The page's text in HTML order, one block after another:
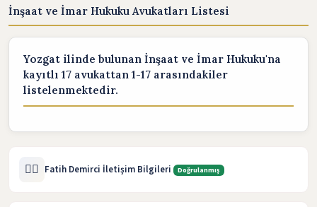
İnşaat ve İmar Hukuku Avukatları Listesi
Yozgat ilinde bulunan İnşaat ve İmar Hukuku'na
kayıtlı 17 avukattan 1-17 arasındakiler
listelenmektedir.
🧑‍⚖️ Fatih Demirci İletişim Bilgileri Doğrulanmış